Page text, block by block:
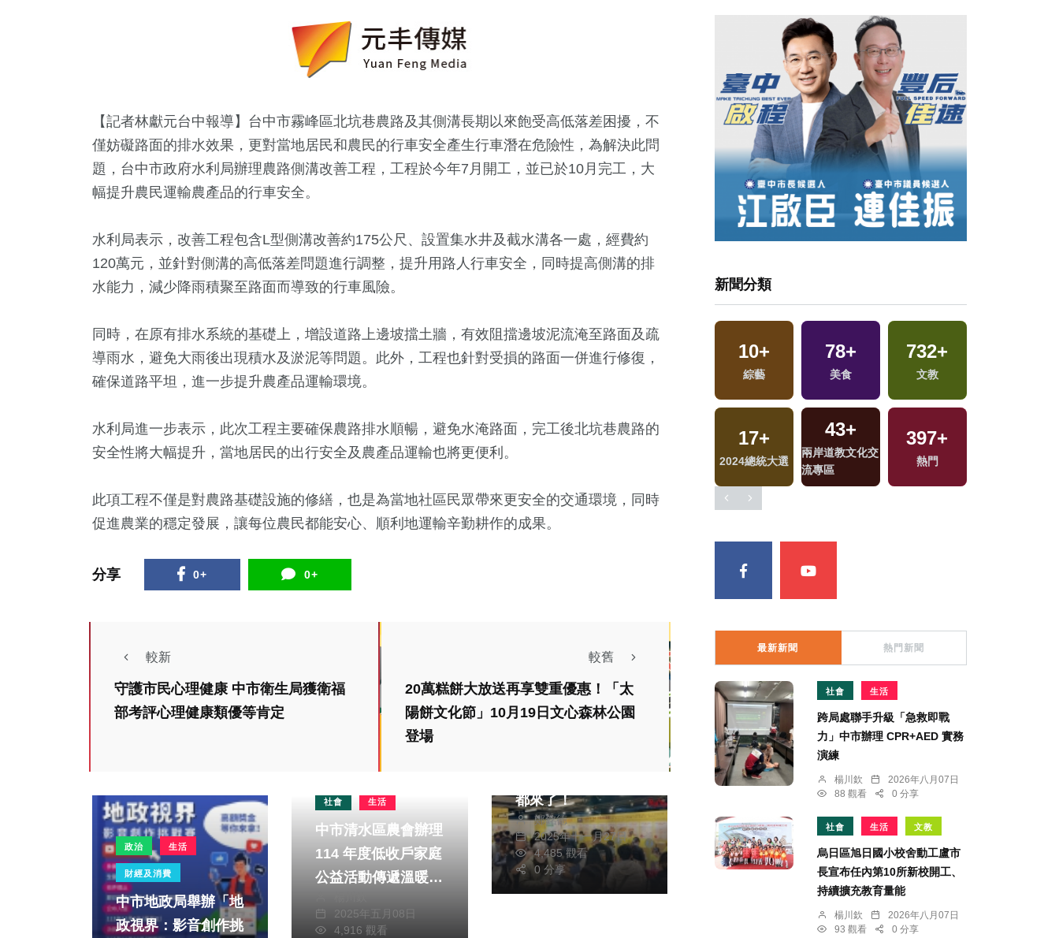
【記者林獻元台中報導】台中市霧峰區北坑巷農路及其側溝長期以來飽受高低落差困擾，不
僅妨礙路面的排水效果，更對當地居民和農民的行車安全產生行車潛在危險性，為解決此問
題，台中市政府水利局辦理農路側溝改善工程，工程於今年7月開工，並已於10月完工，大
幅提升農民運輸農產品的行車安全。
水利局表示，改善工程包含L型側溝改善約175公尺、設置集水井及截水溝各一處，經費約
120萬元，並針對側溝的高低落差問題進行調整，提升用路人行車安全，同時提高側溝的排
水能力，減少降雨積聚至路面而導致的行車風險。
同時，在原有排水系統的基礎上，增設道路上邊坡擋土牆，有效阻擋邊坡泥流淹至路面及疏
導雨水，避免大雨後出現積水及淤泥等問題。此外，工程也針對受損的路面一併進行修復，
確保道路平坦，進一步提升農產品運輸環境。
水利局進一步表示，此次工程主要確保農路排水順暢，避免水淹路面，完工後北坑巷農路的
安全性將大幅提升，當地居民的出行安全及農產品運輸也將更便利。
此項工程不僅是對農路基礎設施的修繕，也是為當地社區民眾帶來更安全的交通環境，同時
促進農業的穩定發展，讓每位農民都能安心、順利地運輸辛勤耕作的成果。
分享 0+ 0+
較新
守護市民心理健康 中市衛生局獲衛福
部考評心理健康類優等肯定
較舊
20萬糕餅大放送再享雙重優惠！「太
陽餅文化節」10月19日文心森林公園
登場
政治 生活
財經及消費
中市地政局舉辦「地
政視界：影音創作挑
社會 生活
中市清水區農會辦理
114 年度低收戶家庭
公益活動傳遞溫暖關
2025年五月08日
4,916 觀看
都來了！
鄭銘德
2025年十一月27日
4,485 觀看
0 分享
新聞分類
+
2024立委選戰
5+
兩岸佛教文化交
流專區
1569+
社會
1867+
生活
276+
藝文
542+
財經及消費
19+ 23+
1256 +
政治
76+
10+
綜藝
78+
美食
732+
文教
17+
2024總統大選
43+
兩岸道教文化交
流專區
397+
熱門
最新新聞 熱門新聞
社會 生活
跨局處聯手升級「急救即戰
力」中市辦理 CPR+AED 實務
演練
楊川欽
2026年八月07日
88 觀看
0 分享
社會 生活 文教
烏日區旭日國小校舍動工盧市
長宣布任內第10所新校開工、
持續擴充教育量能
楊川欽
2026年八月07日
93 觀看
0 分享